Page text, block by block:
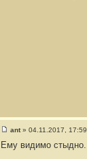
о
ant» 04.11.2017, 17:59
Ему видимо стыдно.